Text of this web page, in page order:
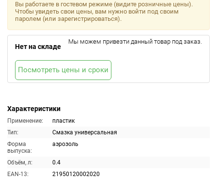
Характеристики
Применение:
пластик
Тип:
Смазка универсальная
Форма
выпуска:
аэрозоль
Объём, л:
0.4
EAN-13:
21950120002020
Вы работаете в гостевом режиме (видите розничные цены).
Чтобы увидеть свои цены, вам нужно войти под своим
паролем (или зарегистрироваться).
Нет на складе
Мы можем привезти данный товар под заказ.
Посмотреть цены и сроки